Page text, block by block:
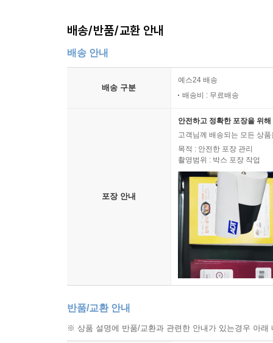
배송/반품/교환 안내
배송 안내
배송 구분
예스24 배송
배송비 : 무료배송
포장 안내
안전하고 정확한 포장을 위
고객님께 배송되는 모든 상
목적 : 안전한 포장 관리
촬영범위 : 박스 포장 작업
반품/교환 안내
※ 상품 설명에 반품/교환과 관련한 안내가 있는경우 아